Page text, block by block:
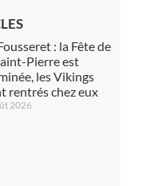
: la Fête de
Pierre est
les Vikings
rentrés chez eux
2026